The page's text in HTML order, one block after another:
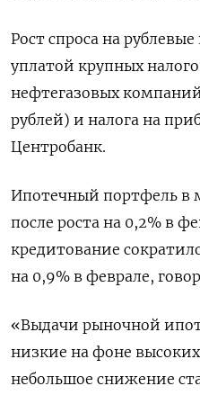
Рост спроса на
уплатой крупных
нефтегазовых
рублей) и налога на
Центробанк.
Ипотечный портфель в
после роста на 0,2% в
кредитование
на 0,9% в феврале,
«Выдачи рыночной
низкие на фоне
небольшое снижение